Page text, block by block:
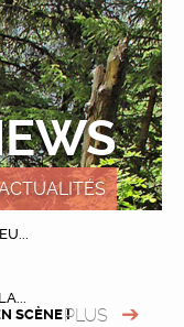
SCÈNE !PLUS